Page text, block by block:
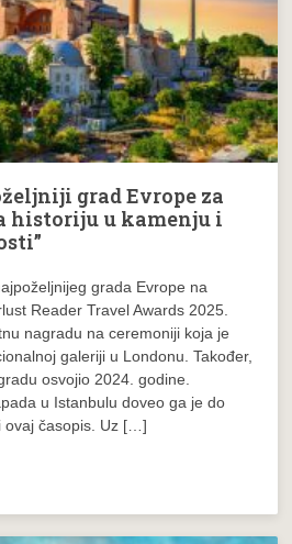
grad Evrope za
historiju u kamenju i
grada Evrope na
Reader Travel Awards 2025.
nagradu na ceremoniji koja je
galeriji u Londonu. Također,
osvojio 2024. godine.
u Istanbulu doveo ga je do
ovaj časopis. Uz […]